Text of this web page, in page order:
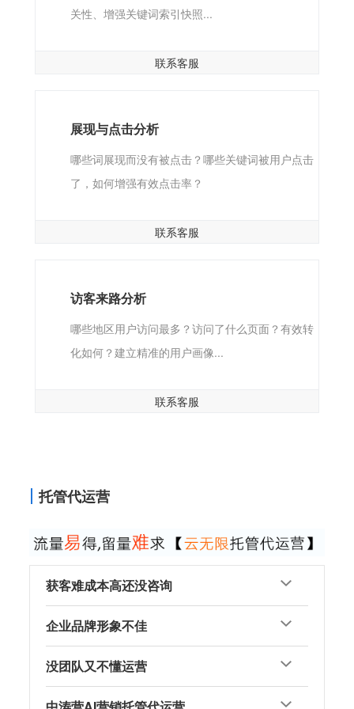
关性、增强关键词索引快照...
联系客服
展现与点击分析
哪些词展现而没有被点击？哪些关键词被用户点击
了，如何增强有效点击率？
联系客服
访客来路分析
哪些地区用户访问最多？访问了什么页面？有效转
化如何？建立精准的用户画像...
联系客服
托管代运营
获客难成本高还没咨询
企业品牌形象不佳
没团队又不懂运营